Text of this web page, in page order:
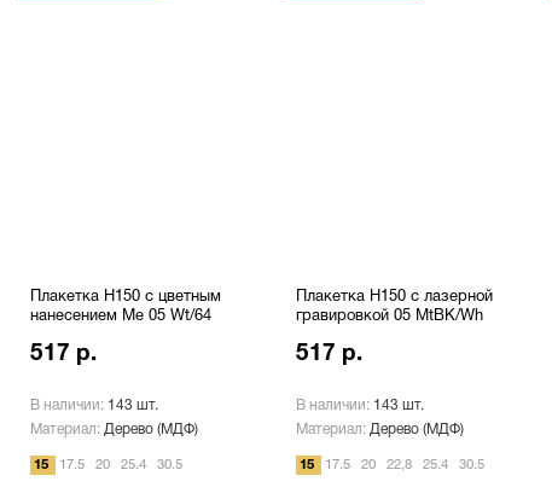
Плакетка H150 с цветным
нанесением Me 05 Wt/64
517 р.
В наличии: 143 шт.
Материал: Дерево (МДФ)
15 17.5 20 25.4 30.5
Плакетка H150 с лазерной
гравировкой 05 MtBK/Wh
517 р.
В наличии: 143 шт.
Материал: Дерево (МДФ)
15 17.5 20 22,8 25.4 30.5